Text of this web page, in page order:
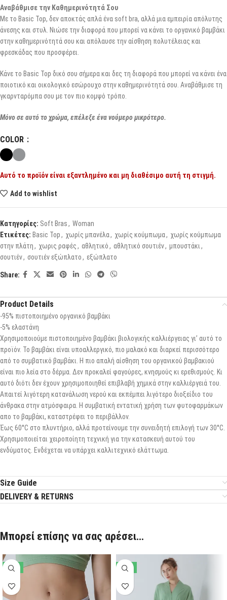
Αναβάθμισε την Καθημερινότητά Σου
Με το Basic Top, δεν αποκτάς απλά ένα soft bra, αλλά μια εμπειρία απόλυτης
άνεσης και στυλ. Νιώσε την διαφορά που μπορεί να κάνει το οργανικό βαμβάκι
στην καθημερινότητά σου και απόλαυσε την αίσθηση πολυτέλειας και
φρεσκάδας που προσφέρει.
Κάνε το Basic Top δικό σου σήμερα και δες τη διαφορά που μπορεί να κάνει ένα
ποιοτικό και οικολογικό εσώρουχο στην καθημερινότητά σου. Αναβάθμισε τη
γκαρνταρόμπα σου με τον πιο κομψό τρόπο.
Μόνο σε αυτό το χρώμα, επέλεξε ένα νούμερο μικρότερο.
COLOR
Αυτό το προϊόν είναι εξαντλημένο και μη διαθέσιμο αυτή τη στιγμή.
Add to wishlist
Κατηγορίες: Soft Bras, Woman
Ετικέτες: Basic Top, χωρίς μπανέλα, χωρίς κούμπωμα, χωρίς κούμπωμα
στην πλάτη, χωρις ραφές, αθλητικό, αθλητικό σουτιέν, μπουστάκι,
σουτιέν, σουτιέν εξώπλατο, εξώπλατο
Share:
Product Details
-95% πιστοποιημένο οργανικό βαμβάκι
-5% ελαστάνη
Χρησιμοποιούμε πιστοποιημένο βαμβάκι βιολογικής καλλιέργειας γι’ αυτό το
προϊόν. Το βαμβάκι είναι υποαλλεργικό, πιο μαλακό και διαρκεί περισσότερο
από το συμβατικό βαμβάκι. Η πιο απαλή αίσθηση του οργανικού βαμβακιού
είναι πιο λεία στο δέρμα. Δεν προκαλεί φαγούρες, κνησμούς κι ερεθισμούς. Κι
αυτό διότι δεν έχουν χρησιμοποιηθεί επιβλαβή χημικά στην καλλιέργειά του.
Απαιτεί λιγότερη κατανάλωση νερού και εκπέμπει λιγότερο διοξείδιο του
άνθρακα στην ατμόσφαιρα. Η συμβατική εντατική χρήση των φυτοφαρμάκων
απο το βαμβάκι, καταστρέφει το περιβάλλον.
Έως 60°C στο πλυντήριο, αλλά προτείνουμε την συνειδητή επιλογή των 30°C.
Χρησιμοποιείται χειροποίητη τεχνική για την κατασκευή αυτού του
ενδύματος. Ενδέχεται να υπάρχει καλλιτεχνικό ελάττωμα.
Size Guide
DELIVERY & RETURNS
Μπορεί επίσης να σας αρέσει…
-44% -61%